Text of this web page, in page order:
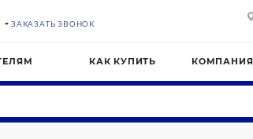
ЗАКАЗАТЬ ЗВОНОК
КАК КУПИТЬ КОМПАНИЯ